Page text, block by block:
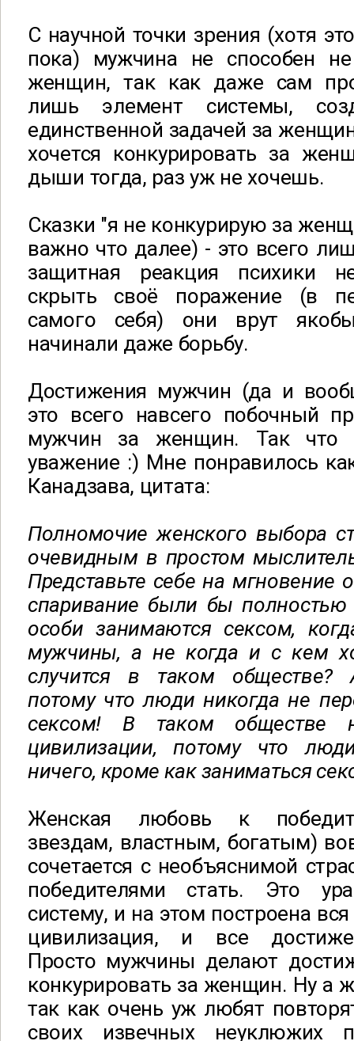
С научной точки зрения (хотя
пока) мужчина не способен
женщин, так как даже сам
лишь элемент системы,
единственной задачей за
хочется конкурировать за
дыши тогда, раз уж не хочешь.
Сказки "я не конкурирую за
важно что далее) - это всего
защитная реакция психики
скрыть своё поражение (в
самого себя) они врут
начинали даже борьбу.
Достижения мужчин (да и
это всего навсего побочный
мужчин за женщин. Так что
уважение :) Мне понравилось
Канадзава, цитата:
Полномочие женского выбора
очевидным в простом
Представьте себе на мгновение
спаривание были бы
особи занимаются сексом,
мужчины, а не когда и с кем
случится в таком обществе?
потому что люди никогда не
сексом! В таком обществе
цивилизации, потому что
ничего, кроме как заниматься
Женская любовь к
звездам, властным, богатым)
сочетается с необъяснимой
победителями стать. Это
систему, и на этом построена
цивилизация, и все
Просто мужчины делают
конкурировать за женщин. Ну а
так как очень уж любят
своих извечных неуклюжих